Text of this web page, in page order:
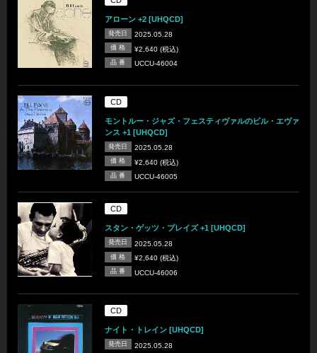
アローン +2 [UHQCD]
発売日 2025.05.28
価 格 ¥2,640 (税込)
品 番 UCCU-46004
CD
モントルー・ジャズ・フェスティヴァルのビル・エヴァ
ンス +1 [UHQCD]
発売日 2025.05.28
価 格 ¥2,640 (税込)
品 番 UCCU-46005
CD
スタン・ゲッツ・プレイズ +1 [UHQCD]
発売日 2025.05.28
価 格 ¥2,640 (税込)
品 番 UCCU-46006
CD
ナイト・トレイン [UHQCD]
発売日 2025.05.28